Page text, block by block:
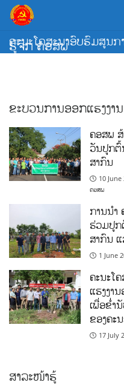
Skip
content
ຄະນະໂຄສະນາອົບຮົມສູນ
ຮູ້ຈັກ ຄອສພ
ຂະບວນການອອກແຮງງານ
ຄອສພ
ວັນປູກຕົ້
ສາກົນ
10 June
ຄອສພ
ການນໍາ
ຮ່ວມປູກ
ສາກົນ
1 June
ຄະນະໂ
ແຮງງາ
ເພື່ອຂໍ່າ
ຂອງຄະ
17 July
ສາລະໜ້າຮູ້